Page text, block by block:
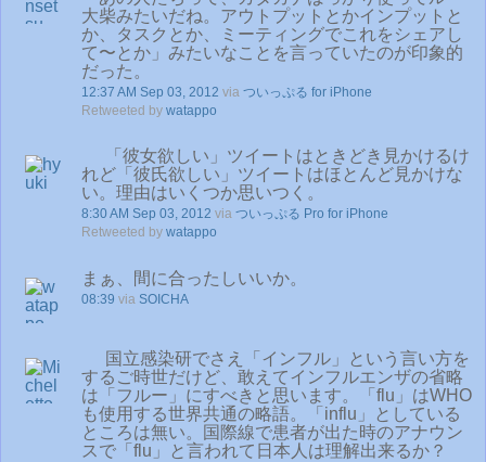
大柴みたいだね。アウトプットとかインプットと
か、タスクとか、ミーティングでこれをシェアし
て〜とか」みたいなことを言っていたのが印象的
だった。
12:37 AM Sep 03, 2012 via ついっぷる for iPhone
Retweeted by watappo
「彼女欲しい」ツイートはときどき見かけるけ
れど「彼氏欲しい」ツイートはほとんど見かけな
い。理由はいくつか思いつく。
8:30 AM Sep 03, 2012 via ついっぷる Pro for iPhone
Retweeted by watappo
まぁ、間に合ったしいいか。
08:39 via SOICHA
国立感染研でさえ「インフル」という言い方を
するご時世だけど、敢えてインフルエンザの省略
は「フルー」にすべきと思います。「flu」はWHO
も使用する世界共通の略語。「influ」としている
ところは無い。国際線で患者が出た時のアナウン
スで「flu」と言われて日本人は理解出来るか？